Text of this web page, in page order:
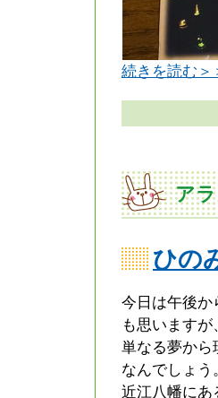
続きを読む＞
ア
ひの
今日は午後か
も思います
単なる夢から
なんでしょ
近江八幡にあ